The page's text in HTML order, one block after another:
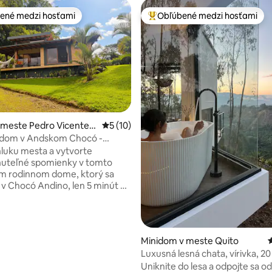
z 5, počet hodnotení: 139
medzi hosťami
medzi hosťami
Pedro Vicente
Priemerné ohodnotenie 5 z 5, počet
5 (10)
v Andskom Chocó -
mesta a vytvorte
spomienky v tomto
rodinnom dome, ktorý sa
Chocó Andino, len 5 minút od
Najobľúbenejšie medzi hosťami
Obľúbené medzi hosťami
Minidom v meste Quito
Luxusná lesná chata, vírivka,
letisko Quito
Uniknite do lesa a odpojte sa od